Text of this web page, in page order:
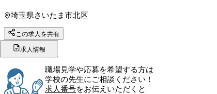
埼玉県さいたま市北区
この求人を共有
求人情報
職場見学や応募を希望する方は
学校の先生にご相談ください！
求人番号をお伝えいただくと